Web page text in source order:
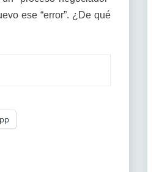
ese “error”. ¿De qué